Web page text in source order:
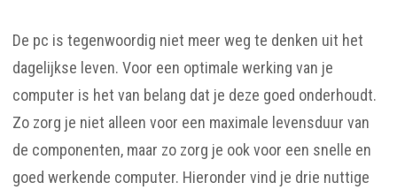
De pc is tegenwoordig niet meer weg te denken uit het
dagelijkse leven. Voor een optimale werking van je
computer is het van belang dat je deze goed onderhoudt.
Zo zorg je niet alleen voor een maximale levensduur van
de componenten, maar zo zorg je ook voor een snelle en
goed werkende computer. Hieronder vind je drie nuttige